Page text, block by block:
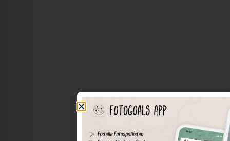
Die Welt der Orte in deiner Tasche